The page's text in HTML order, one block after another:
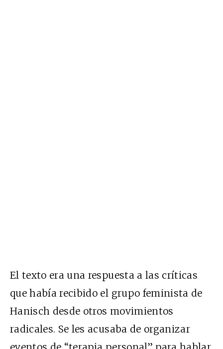
El texto era una respuesta a las críticas
que había recibido el grupo feminista de
Hanisch desde otros movimientos
radicales. Se les acusaba de organizar